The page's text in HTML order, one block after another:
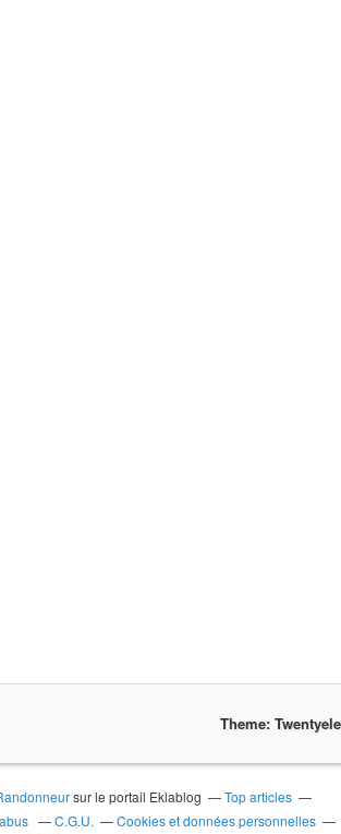
Theme:
sur le portail Eklablog
Top articles
C.G.U.
Cookies et données personnelles